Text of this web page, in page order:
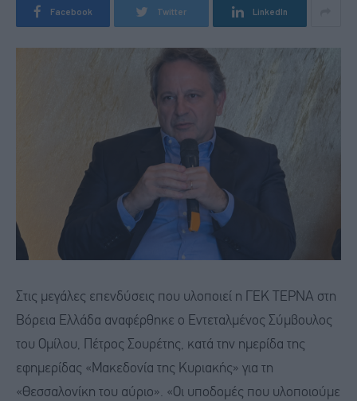
Facebook Twitter LinkedIn
Στις μεγάλες επενδύσεις που υλοποιεί η ΓΕΚ ΤΕΡΝΑ στη
Βόρεια Ελλάδα αναφέρθηκε ο Εντεταλμένος Σύμβουλος
του Ομίλου, Πέτρος Σουρέτης, κατά την ημερίδα της
εφημερίδας «Μακεδονία της Κυριακής» για τη
«Θεσσαλονίκη του αύριο». «Οι υποδομές που υλοποιούμε